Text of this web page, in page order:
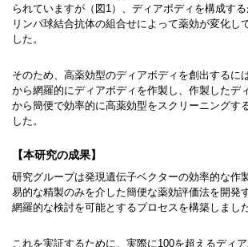
られていますが（図1）、ディアボディを構成す
リンパ球結合抗体の組合せによって薬効が変化し
した。
そのため、高薬効型のディアボディを創出するに
から網羅的にディアボディを作製し、作製したデ
から簡便で効率的に高薬効型をスクリーニングす
した。
【本研究の成果】
研究グループは発現遺伝子ベクターの効率的な作
易的な精製のみを介した簡便な薬効評価法を開発
網羅的な検討を可能とするプロセスを構築しまし
これを実証するために、実際に100を超えるディ